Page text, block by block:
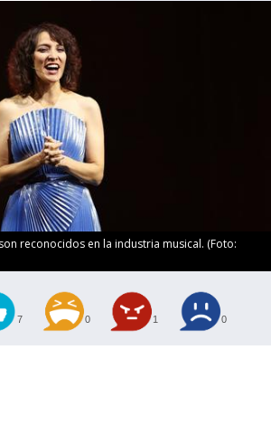
reconocidos en la industria musical. (Foto:
7 0 1 0